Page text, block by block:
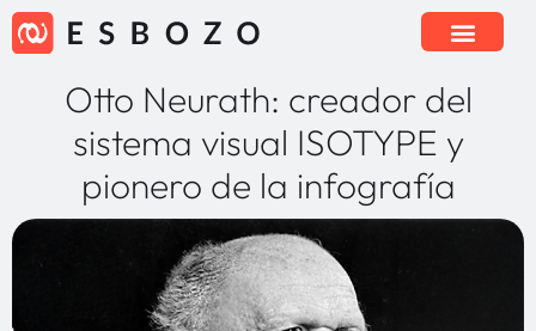
Otto Neurath: creador del
sistema visual ISOTYPE y
pionero de la infografía